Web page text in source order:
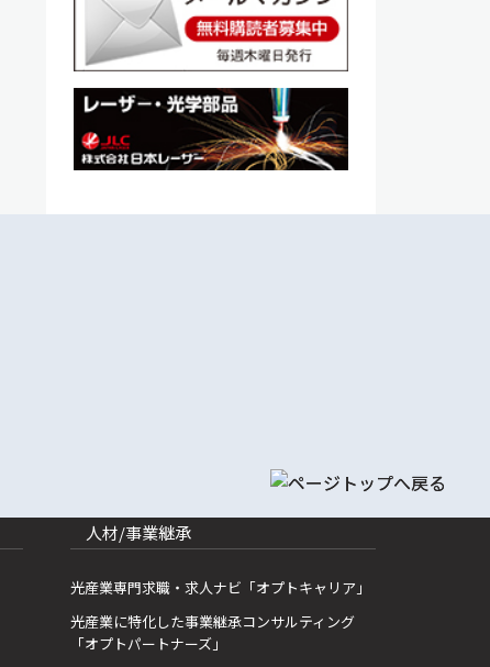
人材/事業継承
光産業専門求職・求人ナビ「オプトキャリア」
光産業に特化した事業継承コンサルティング
「オプトパートナーズ」